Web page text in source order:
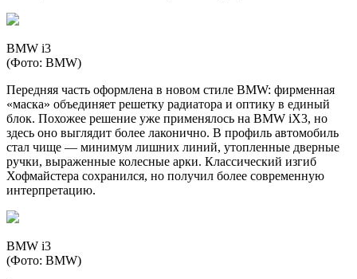
BMW i3
(Фото: BMW)
Передняя часть оформлена в новом стиле BMW: фирменная
«маска» объединяет решетку радиатора и оптику в единый
блок. Похожее решение уже применялось на BMW iX3, но
здесь оно выглядит более лаконично. В профиль автомобиль
стал чище — минимум лишних линий, утопленные дверные
ручки, выраженные колесные арки. Классический изгиб
Хофмайстера сохранился, но получил более современную
интерпретацию.
BMW i3
(Фото: BMW)